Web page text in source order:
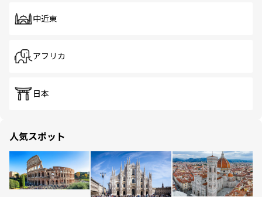
中近東
アフリカ
日本
人気スポット